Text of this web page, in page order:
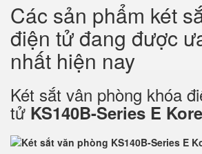
Các sản phẩm két
điện tử đang được
nhất hiện nay
Két sắt vân phòng khóa
tử KS140B-Series E